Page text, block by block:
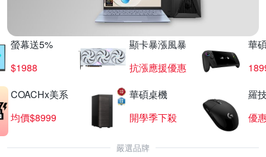
螢幕送5%
$1988
顯卡暴漲風暴
抗漲應援優惠
華
COACHx美系
均價$8999
華碩桌機
開學季下殺
羅
優
嚴選品牌